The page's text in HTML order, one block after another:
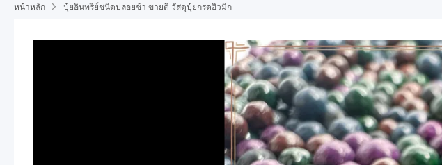
หน้าหลัก ปุ๋ยอินทรีย์ชนิดปล่อยช้า ขายดี วัสดุปุ๋ยกรดฮิวมิก